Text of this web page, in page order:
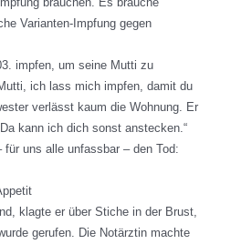
Varianten-Impfung gegen
impfen, um seine Mutti zu
ich lass mich impfen, damit du
verlässt kaum die Wohnung. Er
kann ich dich sonst anstecken.“
uns alle unfassbar – den Tod:
klagte er über Stiche in der Brust,
gerufen. Die Notärztin machte